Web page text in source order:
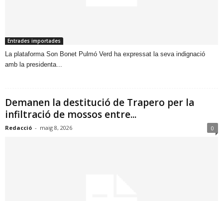
Entrades importades
​La plataforma Son Bonet Pulmó Verd ha expressat la seva indignació
amb la presidenta...
Demanen la destitució de Trapero per la
infiltració de mossos entre...
Redacció - maig 8, 2026 0